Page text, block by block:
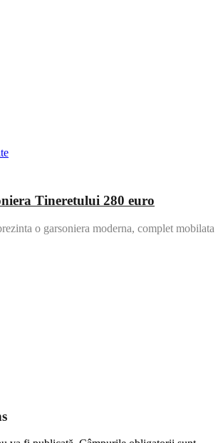
Tineretului 280 euro
o garsoniera moderna, complet mobilata